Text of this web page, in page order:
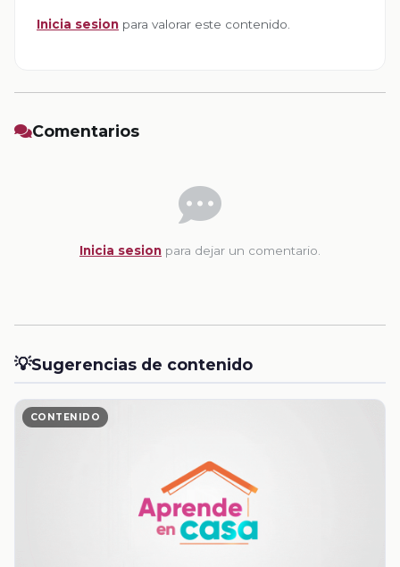
Inicia sesion para valorar este contenido.
Comentarios
Inicia sesion para dejar un comentario.
💡Sugerencias de contenido
CONTENIDO